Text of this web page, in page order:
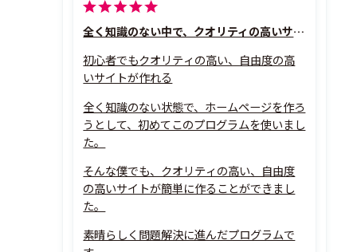
全く知識のない中で、クオリティの高いサイトが作れる
初心者でもクオリティの高い、自由度の高
いサイトが作れる
全く知識のない状態で、ホームページを作ろ
うとして、初めてこのプログラムを使いまし
た。
そんな僕でも、クオリティの高い、自由度
の高いサイトが簡単に作ることができまし
た。
素晴らしく問題解決に進んだプログラムで